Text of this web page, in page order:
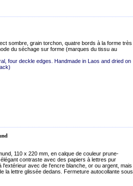
sombre, grain torchon, quatre bords à la forme très
du séchage sur forme (marques du tissu au
four deckle edges. Handmade in Laos and dried on
110 x 220 mm, en calque de couleur prune-
contraste avec des papiers à lettres pur
avec de l'encre blanche, or ou argent, mais
la lettre glissée dedans. Fermeture autocollante sous